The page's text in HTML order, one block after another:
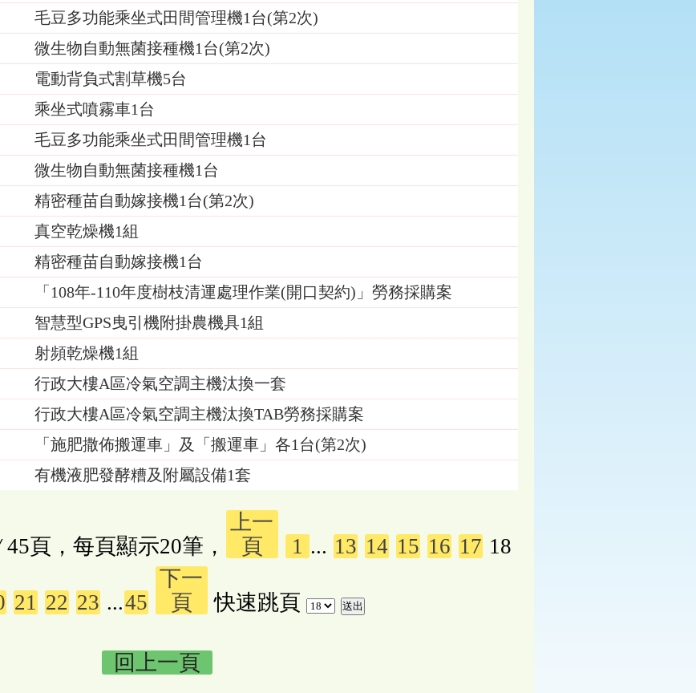
毛豆多功能乘坐式田間管理機1台(第2次)
微生物自動無菌接種機1台(第2次)
電動背負式割草機5台
乘坐式噴霧車1台
毛豆多功能乘坐式田間管理機1台
微生物自動無菌接種機1台
精密種苗自動嫁接機1台(第2次)
真空乾燥機1組
精密種苗自動嫁接機1台
「108年-110年度樹枝清運處理作業(開口契約)」勞務採購案
智慧型GPS曳引機附掛農機具1組
射頻乾燥機1組
行政大樓A區冷氣空調主機汰換一套
行政大樓A區冷氣空調主機汰換TAB勞務採購案
「施肥撒佈搬運車」及「搬運車」各1台(第2次)
有機液肥發酵糟及附屬設備1套
45頁，每頁顯示20筆，
上一
頁
1 ... 13 14 15 16 17 18
21 22 23 ...45
下一
頁
快速跳頁
回上一頁